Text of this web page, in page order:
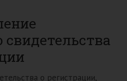
свидетельства
о регистрации,